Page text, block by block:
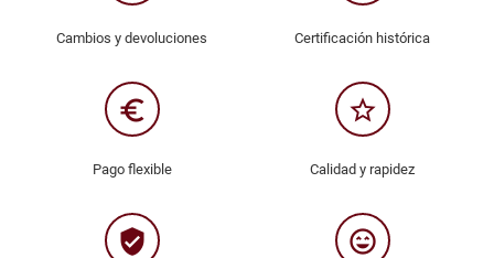
Cambios y devoluciones Certificación histórica
euro_symbol
Pago flexible
star_border
Calidad y rapidez
verified_user sentiment_very_satisfied